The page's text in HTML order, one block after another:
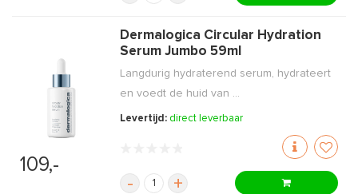
109,-
Dermalogica Circular Hydration
Serum Jumbo 59ml
Langdurig hydraterend serum, hydrateert
en voedt de huid van ...
Levertijd: direct leverbaar
- +